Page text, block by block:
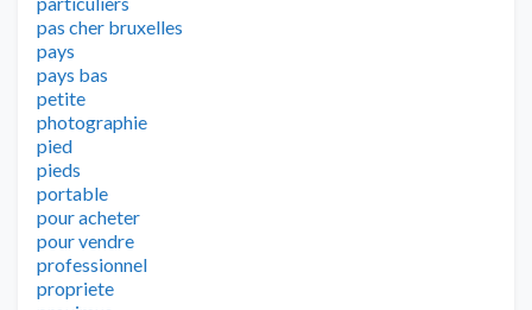
pas cher bruxelles
pays
pays bas
petite
photographie
pied
pieds
portable
pour acheter
pour vendre
professionnel
propriete